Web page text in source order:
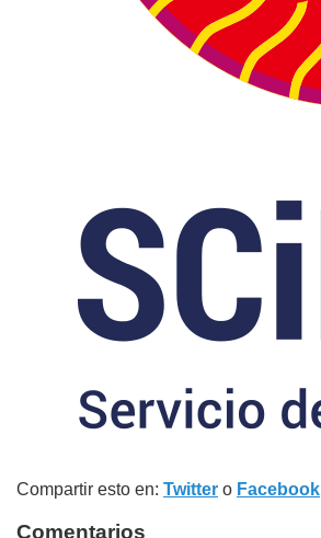
Compartir esto en: Twitter o Facebook
Comentarios